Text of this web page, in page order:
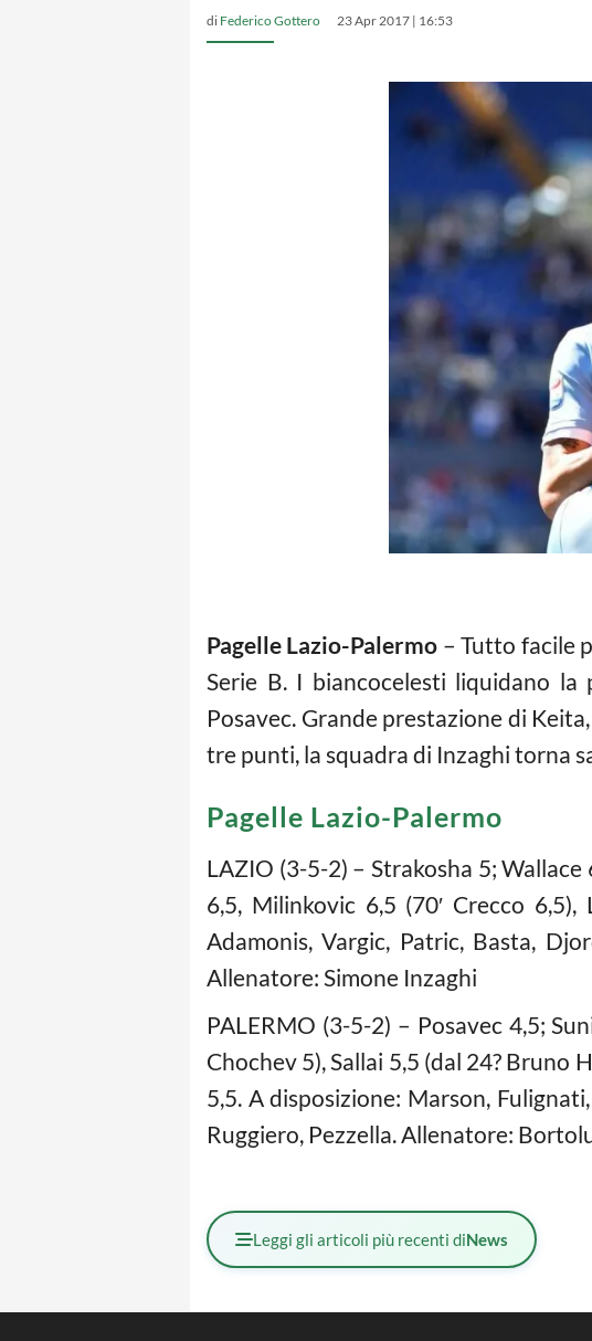
di Federico Gottero 23 Apr 2017 | 16:53
Pagelle Lazio-Palermo – Tutto facile
Serie B. I biancocelesti liquidano
Posavec. Grande prestazione di
tre punti, la squadra di Inzaghi torna
Pagelle Lazio-Palermo
LAZIO (3-5-2) – Strakosha 5; Wallace
6,5, Milinkovic 6,5 (70′ Crecco
Adamonis, Vargic, Patric, Basta,
Allenatore: Simone Inzaghi
PALERMO (3-5-2) – Posavec 4,5;
Chochev 5), Sallai 5,5 (dal 24? Bruno
5,5. A disposizione: Marson,
Ruggiero, Pezzella. Allenatore:
Leggi gli articoli più recenti diNews